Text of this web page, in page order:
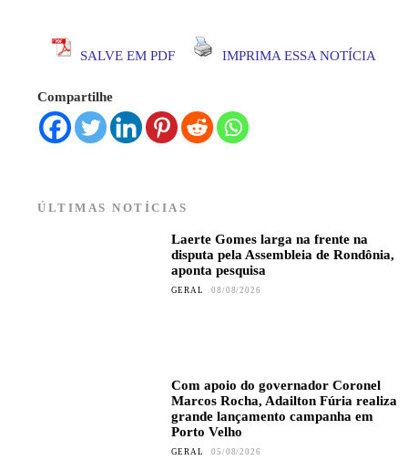
SALVE EM PDF IMPRIMA ESSA NOTÍCIA
Compartilhe
ÚLTIMAS NOTÍCIAS
Laerte Gomes larga na frente na
disputa pela Assembleia de Rondônia,
aponta pesquisa
GERAL 08/08/2026
Com apoio do governador Coronel
Marcos Rocha, Adailton Fúria realiza
grande lançamento campanha em
Porto Velho
GERAL 05/08/2026